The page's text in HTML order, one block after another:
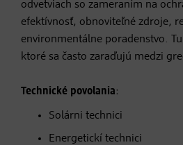
odvetviach so zameraním na
efektívnosť, obnoviteľné zdroje,
environmentálne poradenstvo.
ktoré sa často zaraďujú medzi
Technické povolania:
Solárni technici
Energetickí technici